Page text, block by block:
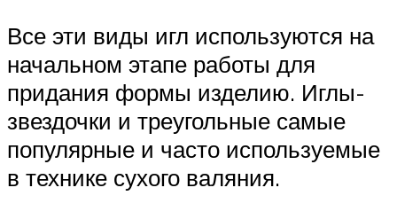
Все эти виды игл используются на
начальном этапе работы для
придания формы изделию. Иглы-
звездочки и треугольные самые
популярные и часто используемые
в технике сухого валяния.